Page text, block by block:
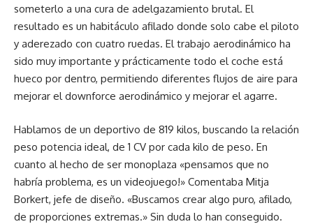
someterlo a una cura de adelgazamiento brutal. El
resultado es un habitáculo afilado donde solo cabe el piloto
y aderezado con cuatro ruedas. El trabajo aerodinámico ha
sido muy importante y prácticamente todo el coche está
hueco por dentro, permitiendo diferentes flujos de aire para
mejorar el downforce aerodinámico y mejorar el agarre.
Hablamos de un deportivo de 819 kilos, buscando la relación
peso potencia ideal, de 1 CV por cada kilo de peso. En
cuanto al hecho de ser monoplaza «pensamos que no
habría problema, es un videojuego!» Comentaba Mitja
Borkert, jefe de diseño. «Buscamos crear algo puro, afilado,
de proporciones extremas.» Sin duda lo han conseguido.